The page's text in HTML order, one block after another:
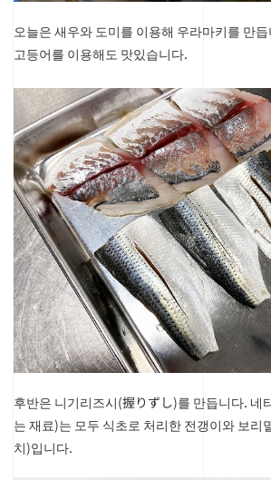
오늘은 새우와 도미를 이용해 우라마키를 만
고등어를 이용해도 맛있습니다.
후반은 니기리즈시(握りずし)를 만듭니다. 네
는 재료)는 모두 식초로 처리한 전갱이와 보리
치)입니다.